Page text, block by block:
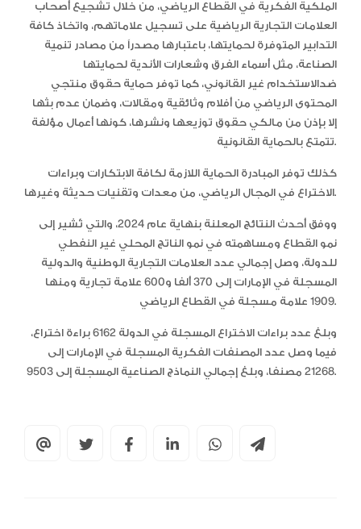
الملكية الفكرية في القطاع الرياضي، من خلال تشجيع أصحاب
العلامات التجارية الرياضية على تسجيل علاماتهم، واتخاذ كافة
التدابير المتوفرة لحمايتها، باعتبارها مصدراً من مصادر تنمية
الصناعة، مثل أسماء الفرق وشعارات الأندية لحمايتها
ضدالاستخدام غير القانوني، كما توفر حماية حقوق منتجي
المحتوى الرياضي من أفلام وثائقية ومقالات، وضمان عدم بثها
إلا بإذن من مالكي حقوق توزيعها ونشرها، كونها أعمال مؤلفة
تتمتع بالحماية القانونية.
كذلك توفر المبادرة الحماية اللازمة لكافة الابتكارات وبراءات
الاختراع في المجال الرياضي، من معدات وتقنيات حديثة وغيرها.
ووفق أحدث النتائج المعلنة بنهاية عام 2024، والتي تُشير إلى
نمو القطاع ومساهمته في نمو الناتج المحلي غير النفطي
للدولة، وصل إجمالي عدد العلامات التجارية الوطنية والدولية
المسجلة في الإمارات إلى 370 ألفا و600 علامة تجارية ومنها
1909 علامة مسجلة في القطاع الرياضي.
وبلغ عدد براءات الاختراع المسجلة في الدولة 6162 براءة اختراع،
فيما وصل عدد المصنفات الفكرية المسجلة في الإمارات إلى
21268 مصنفا، وبلغ إجمالي النماذج الصناعية المسجلة إلى 9503.